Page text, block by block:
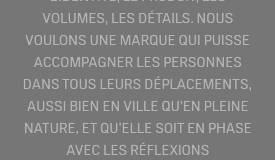
VOLUMES, LES DÉTAILS. NOUS
VOULONS UNE MARQUE QUI PUISSE
ACCOMPAGNER LES PERSONNES
DANS TOUS LEURS DÉPLACEMENTS,
AUSSI BIEN EN VILLE QU’EN PLEINE
NATURE, ET QU’ELLE SOIT EN PHASE
AVEC LES RÉFLEXIONS